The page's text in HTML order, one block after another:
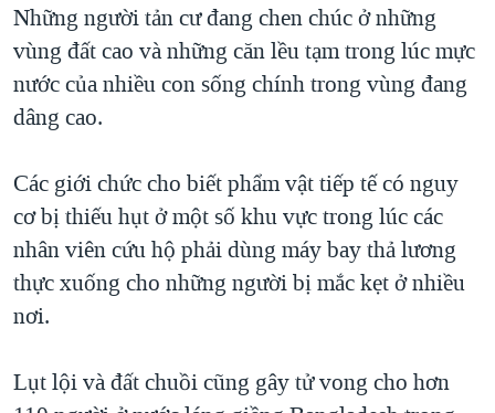
KINH TẾ
KHOA HỌC
SỨC KHOẺ
VĂN HOÁ
GIÁO DỤC
GIẢI MÃ VÀNH ĐAI & CON ĐƯỜNG
NGÀY TỊ NẠN THẾ GIỚI
TRỊNH VĨNH BÌNH - NGƯỜI HẠ 'BÊN THẮNG CUỘC'
CHI PHÍ CHIẾN TRANH AFGHANISTAN
CÁC GIÁ TRỊ CỘNG HÒA Ở VIỆT NAM
THƯỢNG ĐỈNH TRUMP-KIM TẠI VIỆT NAM
BÊN KIA QUỐC LỘ: TIẾNG VỌNG TỪ NÔNG THÔN MỸ
MẠNG XÃ HỘI
Ngôn ngữ khác
Những người tản cư đang chen chúc ở những
vùng đất cao và những căn lều tạm trong lúc mực
nước của nhiều con sống chính trong vùng đang
dâng cao.
Các giới chức cho biết phẩm vật tiếp tế có nguy
cơ bị thiếu hụt ở một số khu vực trong lúc các
nhân viên cứu hộ phải dùng máy bay thả lương
thực xuống cho những người bị mắc kẹt ở nhiều
nơi.
Lụt lội và đất chuồi cũng gây tử vong cho hơn